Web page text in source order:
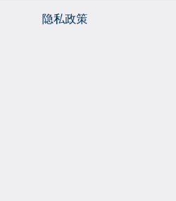
隐私政策